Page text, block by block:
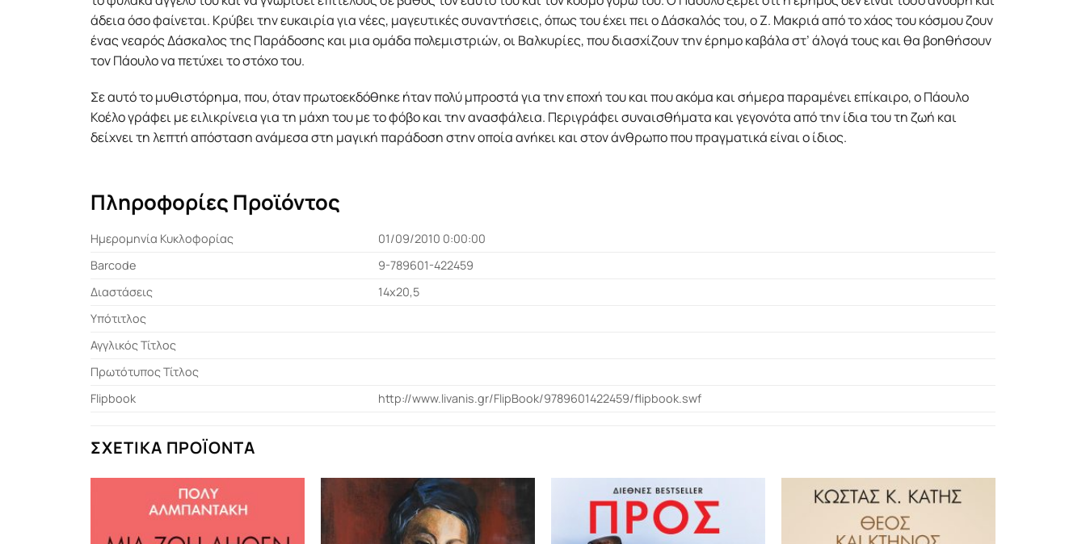
άδεια όσο φαίνεται. Κρύβει την ευκαιρία για νέες, μαγευτικές συναντήσεις, όπως του έχει πει ο Δάσκαλός του, ο Ζ. Μακριά από το χάος του κόσμου ζουν
ένας νεαρός Δάσκαλος της Παράδοσης και μια ομάδα πολεμιστριών, οι Βαλκυρίες, που διασχίζουν την έρημο καβάλα στ’ άλογά τους και θα βοηθήσουν
τον Πάουλο να πετύχει το στόχο του.
Σε αυτό το μυθιστόρημα, που, όταν πρωτοεκδόθηκε ήταν πολύ μπροστά για την εποχή του και που ακόμα και σήμερα παραμένει επίκαιρο, ο Πάουλο
Κοέλο γράφει με ειλικρίνεια για τη μάχη του με το φόβο και την ανασφάλεια. Περιγράφει συναισθήματα και γεγονότα από την ίδια του τη ζωή και
δείχνει τη λεπτή απόσταση ανάμεσα στη μαγική παράδοση στην οποία ανήκει και στον άνθρωπο που πραγματικά είναι ο ίδιος.
Πληροφορίες Προϊόντος
Ημερομηνία Κυκλοφορίας
01/09/2010 0:00:00
Barcode
9-789601-422459
Διαστάσεις
14x20,5
Υπότιτλος
Αγγλικός Τίτλος
Πρωτότυπος Τίτλος
Flipbook
http://www.livanis.gr/FlipBook/9789601422459/flipbook.swf
ΣΧΕΤΙΚΆ ΠΡΟΪΌΝΤΑ